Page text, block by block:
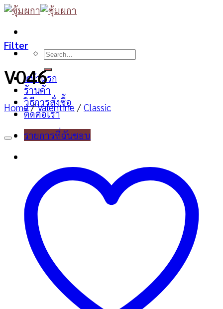
Skip
content
Search
หน้าแรก
ร้านค้า
วิธีการสั่งซื้อ
ติดต่อเรา
รายการที่ฉันชอบ
Filter
V046
Home / Valentine / Classic